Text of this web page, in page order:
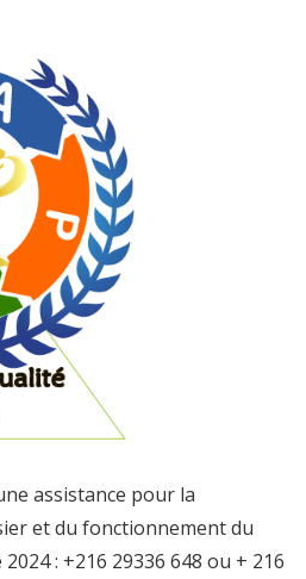
assistance pour la
et du fonctionnement du
: +216 29336 648 ou + 216